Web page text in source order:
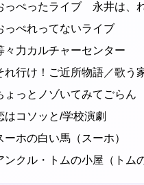
っぺったライブ 永井は、
っぺれってないライブ
々力カルチャーセンター
れ行け！ご近所物語／歌う
ょっとノゾいてみてごらん
はコソッと/学校演劇
ホの白い馬（スーホ）
クル・トムの小屋（トム